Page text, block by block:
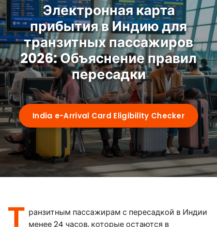
How to Apply
Step-by-Step with Screenshots
Requirements
Visa Types
e-arrival card vs eVisa
Who Needs It
OCI Cardholders
Guides
72-Hour Rule
QR Code Guide
By Nationality
US Citizens
Airports
Электронная карта
прибытия в Индию для
транзитных пассажиров
2026: Объяснение правил
пересадки
India e-Arrival Card Eligibility Checker
Т ранзитным пассажирам с пересадкой в Индии
менее 24 часов, которые остаются в